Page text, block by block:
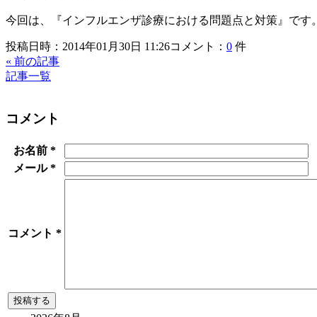
今回は、『インフルエンザ診療における問題点と対策』です。
投稿日時：2014年01月30日 11:26コメント： 0 件
« 前の記事
記事一覧
コメント
お名前 *
メール*
コメント *